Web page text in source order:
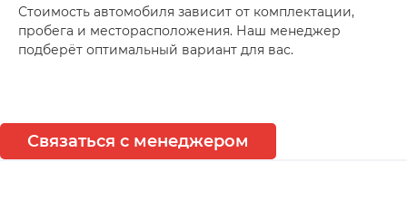
Стоимость автомобиля зависит от комплектации,
пробега и месторасположения. Наш менеджер
подберёт оптимальный вариант для вас.
Связаться с менеджером